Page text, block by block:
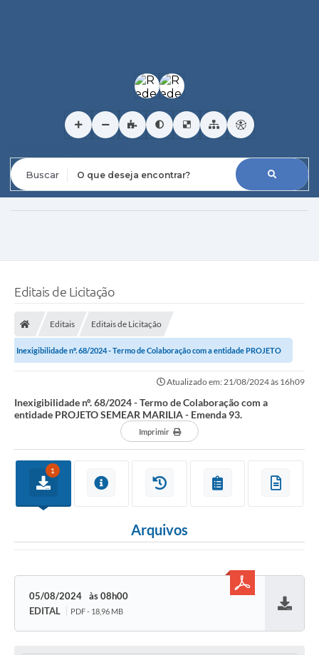
Editais de Licitação
Editais Editais de Licitação
Inexigibilidade nº. 68/2024 - Termo de Colaboração com a entidade PROJETO
Atualizado em: 21/08/2024 às 16h09
Inexigibilidade nº. 68/2024 - Termo de Colaboração com a
entidade PROJETO SEMEAR MARILIA - Emenda 93.
Imprimir
1
Arquivos
05/08/2024
08h00
EDITAL
PDF - 18,96 MB